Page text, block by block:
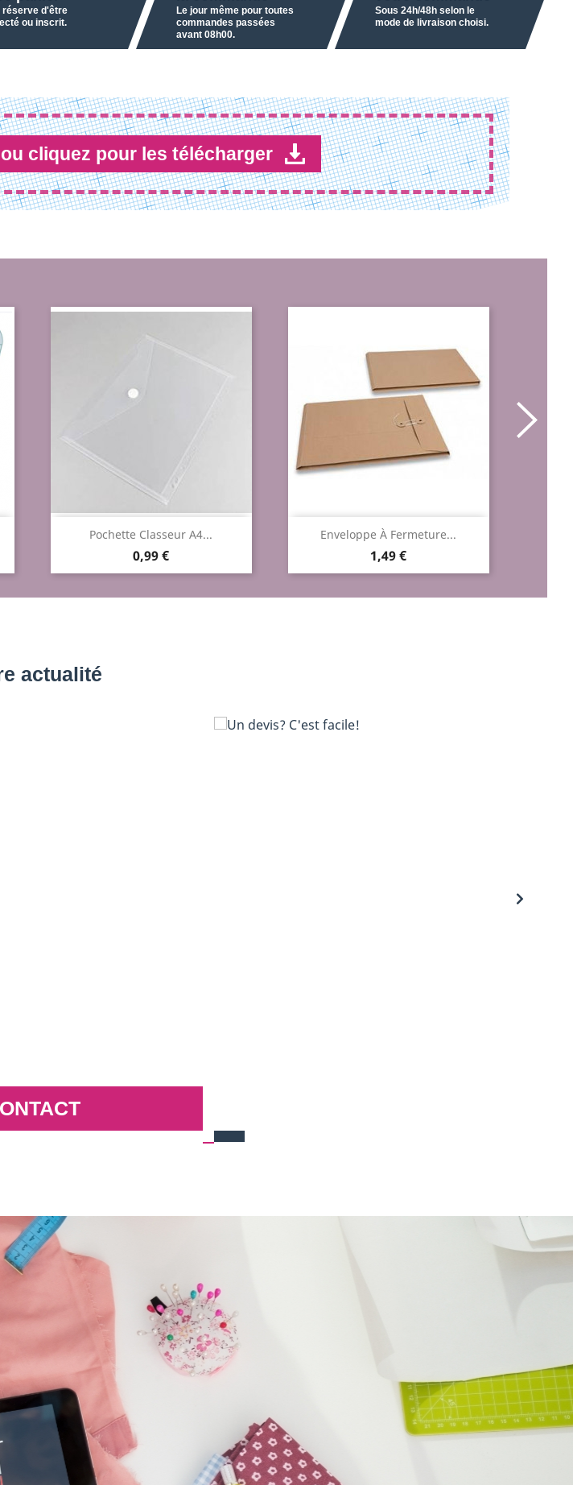
réserve d'être
ou inscrit.
Le jour même pour toutes
commandes passées
avant 08h00.
Sous 24h/48h selon le
mode de livraison choisi.
cliquez pour les télécharger
Pochette Classeur A4...
Prix
0,99 €
Aperçu rapide Enveloppe À Fermeture...
Prix
1,49 €
Aperçu rapide
actualité